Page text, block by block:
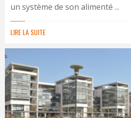
un système de son alimenté ...
LIRE LA SUITE